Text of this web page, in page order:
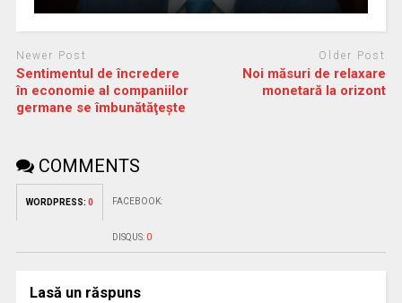
Newer Post
Sentimentul de încredere
în economie al companiilor
germane se îmbunătăţeşte
Older Post
Noi măsuri de relaxare
monetară la orizont
COMMENTS
WORDPRESS: 0 FACEBOOK:
DISQUS: 0
Lasă un răspuns